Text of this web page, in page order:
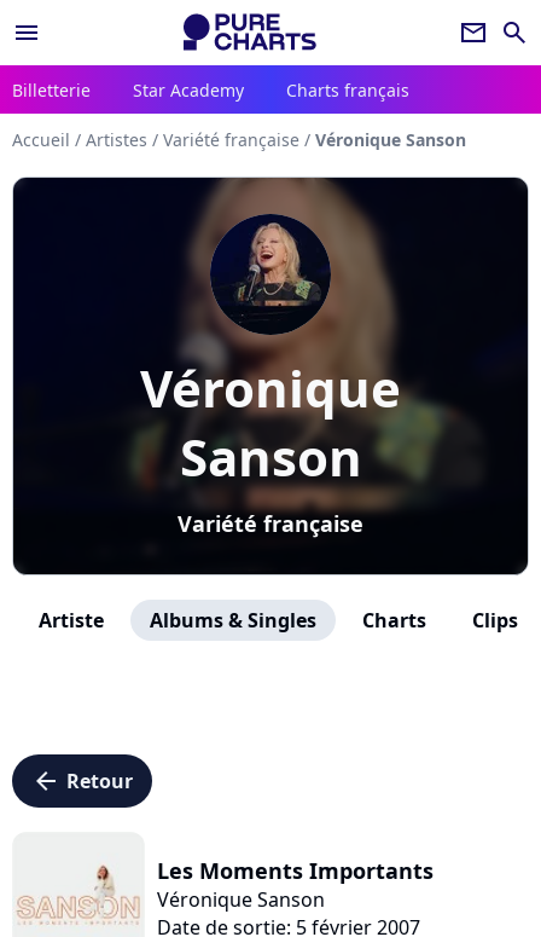
menu newsletter search
Billetterie Star Academy Charts français
Accueil / Artistes / Variété française / Véronique Sanson
Véronique
Sanson
Variété française
Artiste Albums & Singles Charts Clips
arrow_left Retour
Les Moments Importants
Véronique Sanson
Date de sortie: 5 février 2007